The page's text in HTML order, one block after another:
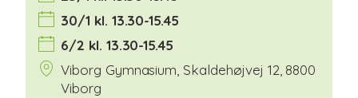
30/1 kl. 13.30-15.45
6/2 kl. 13.30-15.45
Viborg Gymnasium, Skaldehøjvej 12, 8800
Viborg